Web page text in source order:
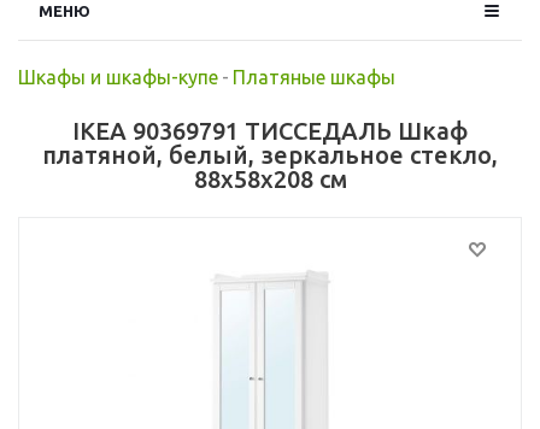
МЕНЮ
Шкафы и шкафы-купе - Платяные шкафы
IKEA 90369791 ТИССЕДАЛЬ Шкаф
платяной, белый, зеркальное стекло,
88x58x208 см